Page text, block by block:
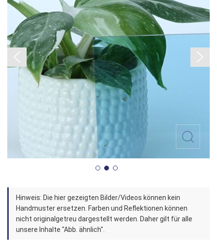
Bildergalerie
springen
Zum
Anfang
der
Bildergalerie
Hinweis: Die hier gezeigten Bilder/Videos können kein
Handmuster ersetzen. Farben und Reflektionen können
nicht originalgetreu dargestellt werden. Daher gilt für alle
unsere Inhalte "Abb. ähnlich".